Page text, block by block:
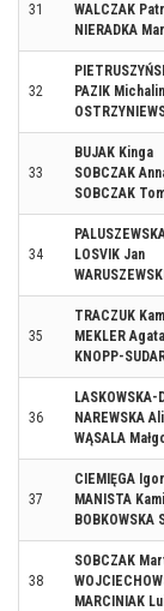
31
WALCZAK
NIERADKA
32
PAZIK
33
BUJAK Kinga
SOBCZAK
SOBCZAK
34
LOSVIK Jan
35
TRACZUK
MEKLER Agata
KNOPP-
36
LASKOWSKA-
NAREWSKA
WĄSALA
37
CIEMIĘGA Igor
MANISTA
BOBKOWSKA
38
SOBCZAK
MARCINIAK